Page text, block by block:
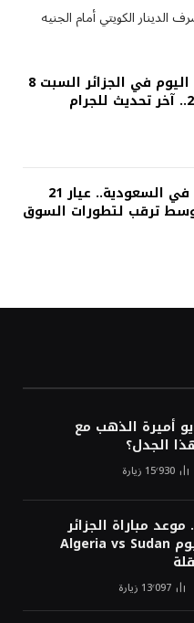
الدينار الكويتي أمام الجنيه
أسعار الذهب اليوم في الجزائر السبت 8
أغسطس 2026.. آخر تحديث للجرام
أسعار الذهب في السعودية.. عيار 21
وسط ترقب لتطورات السوق
أميرة الذهب مع
الجدل؟
15٬930 زيارة
مباراة الجزائر
والسودان اليوم Algeria vs Sudan
13٬097 زيارة